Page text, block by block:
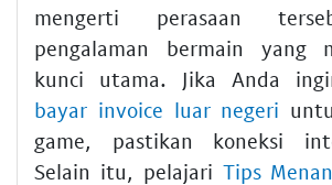
mengerti perasaan
pengalaman bermain yang
kunci utama. Jika Anda
bayar invoice luar negeri
game, pastikan koneksi
Selain itu, pelajari Tips